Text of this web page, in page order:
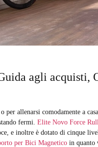
agli acquisti,
per allenarsi comodamente a
fermi.Elite Novo Force
e inoltre è dotato di cinque
per Bici Magnetico in quanto